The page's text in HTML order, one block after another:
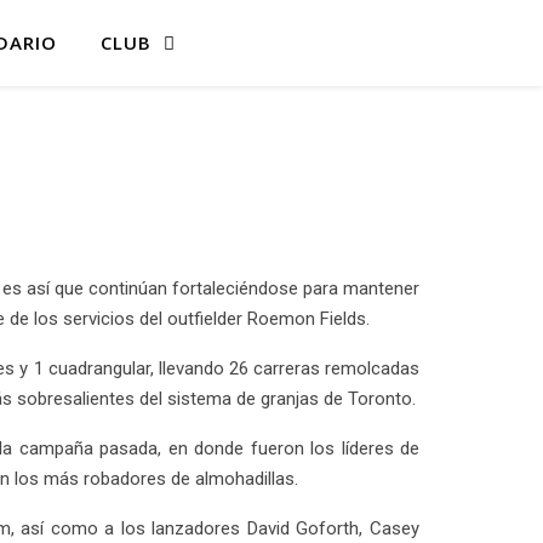
CLUB
así que continúan fortaleciéndose para mantener
los servicios del outfielder Roemon Fields.
y 1 cuadrangular, llevando 26 carreras remolcadas
sobresalientes del sistema de granjas de Toronto.
campaña pasada, en donde fueron los líderes de
los más robadores de almohadillas.
así como a los lanzadores David Goforth, Casey